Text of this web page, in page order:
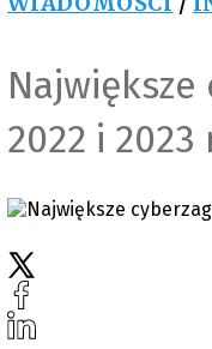
2022 i 2023